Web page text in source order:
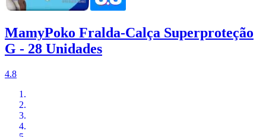
MamyPoko Fralda-Calça Superproteção
G - 28 Unidades
4.8